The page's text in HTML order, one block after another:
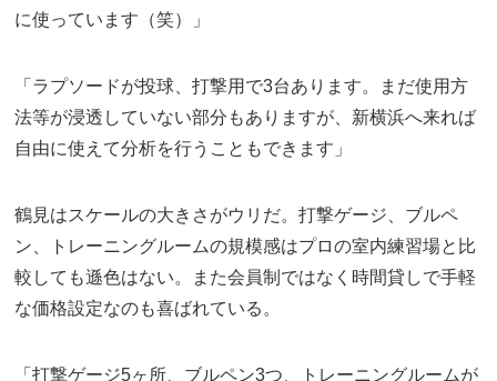
に使っています（笑）」
「ラプソードが投球、打撃用で3台あります。まだ使用方
法等が浸透していない部分もありますが、新横浜へ来れば
自由に使えて分析を行うこともできます」
鶴見はスケールの大きさがウリだ。打撃ゲージ、ブルペ
ン、トレーニングルームの規模感はプロの室内練習場と比
較しても遜色はない。また会員制ではなく時間貸しで手軽
な価格設定なのも喜ばれている。
「打撃ゲージ5ヶ所、ブルペン3つ、トレーニングルームが